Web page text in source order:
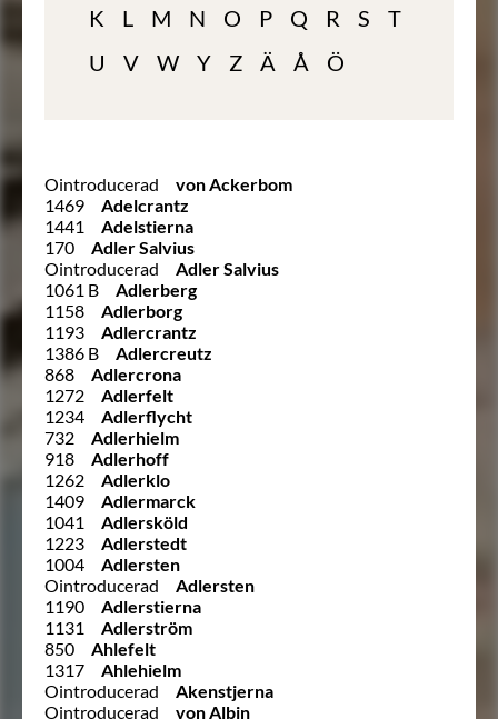
K
L M N O P Q R S
T
U
V W Y Z Ä Å Ö
Ointroducerad
von Ackerbom
1469
Adelcrantz
1441
Adelstierna
170
Adler Salvius
Ointroducerad
Adler Salvius
1061 B
Adlerberg
1158
Adlerborg
1193
Adlercrantz
1386 B
Adlercreutz
868
Adlercrona
1272
Adlerfelt
1234
Adlerflycht
732
Adlerhielm
918
Adlerhoff
1262
Adlerklo
1409
Adlermarck
1041
Adlersköld
1223
Adlerstedt
1004
Adlersten
Ointroducerad
Adlersten
1190
Adlerstierna
1131
Adlerström
850
Ahlefelt
1317
Ahlehielm
Ointroducerad
Akenstjerna
Ointroducerad
von Albin